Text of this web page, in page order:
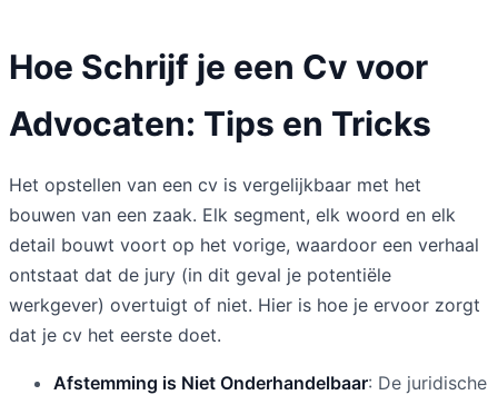
Hoe Schrijf je een Cv voor
Advocaten: Tips en Tricks
Het opstellen van een cv is vergelijkbaar met het
bouwen van een zaak. Elk segment, elk woord en elk
detail bouwt voort op het vorige, waardoor een verhaal
ontstaat dat de jury (in dit geval je potentiële
werkgever) overtuigt of niet. Hier is hoe je ervoor zorgt
dat je cv het eerste doet.
Afstemming is Niet Onderhandelbaar: De juridische